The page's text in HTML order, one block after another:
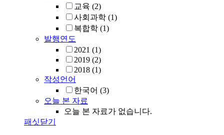
교육 (2)
사회과학 (1)
복합학 (1)
발행연도
2021 (1)
2019 (2)
2018 (1)
작성언어
한국어 (3)
오늘 본 자료
오늘 본 자료가 없습니다.
패싯닫기